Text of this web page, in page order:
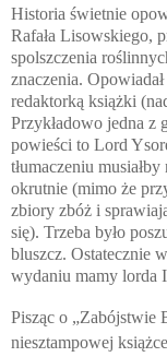
Historia świetnie
Rafała Lisowskiego,
spolszczenia
znaczenia.
redaktorką książki
Przykładowo jedna z
powieści to Lord
tłumaczeniu
okrutnie (mimo że
zbiory zbóż i
się). Trzeba było
bluszcz. Ostatecznie
wydaniu mamy lorda
Pisząc o „Zabójstwie
niesztampowej